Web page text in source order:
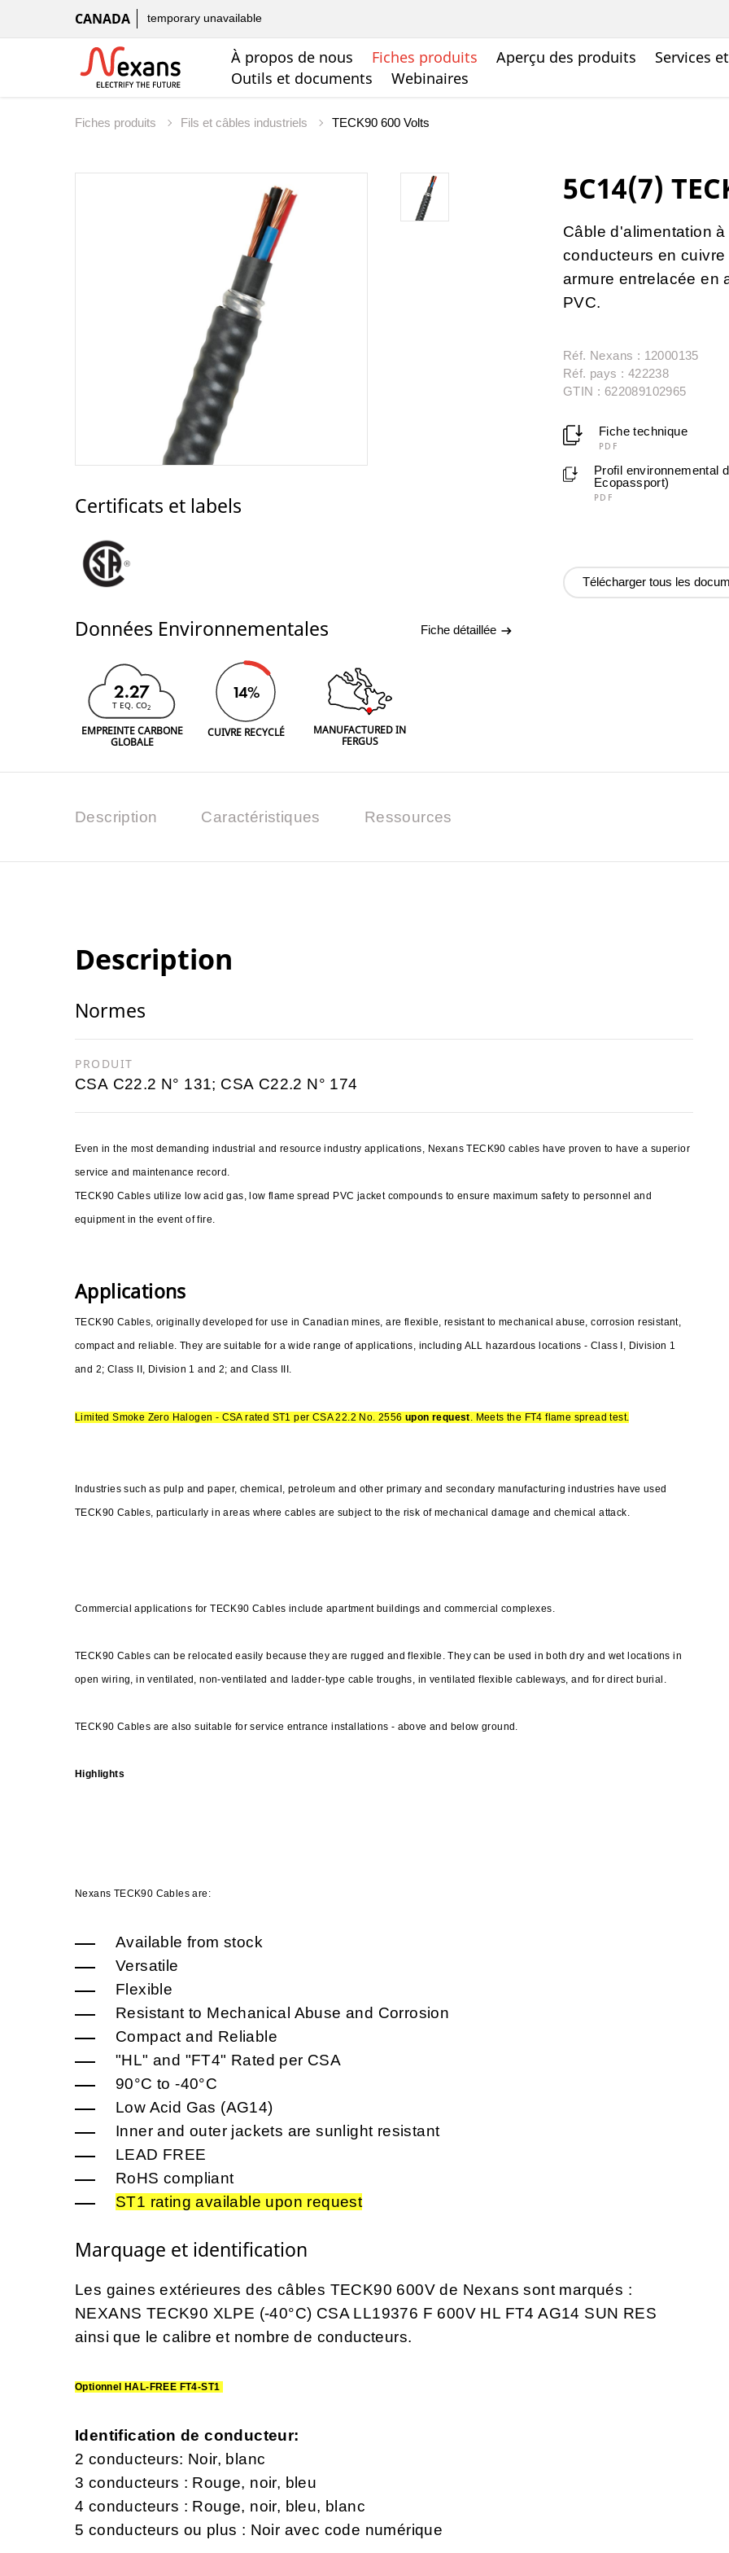
CANADA temporary unavailable
À propos de nous Fiches produits Aperçu des produits Services
Outils et documents
Webinaires
Fiches produits Fils et câbles industriels TECK90 600 Volts
Certificats et labels
Données Environnementales Fiche détaillée
2.27
T EQ. CO2
EMPREINTE CARBONE
GLOBALE
14%
CUIVRE RECYCLÉ
MANUFACTURED IN
FERGUS
5C14(7)
Câble d'alimentation
conducteurs en
armure entrelacée en
PVC.
Réf. Nexans : 12000135
Réf. pays : 422238
GTIN : 622089102965
Fiche technique
PDF
Profil environnemental
Ecopassport)
PDF
Télécharger tous les
Description Caractéristiques Ressources
Description
Normes
PRODUIT
CSA C22.2 N° 131; CSA C22.2 N° 174
Even in the most demanding industrial and resource industry applications, Nexans TECK90 cables have proven to have a superior
service and maintenance record.
TECK90 Cables utilize low acid gas, low flame spread PVC jacket compounds to ensure maximum safety to personnel and
equipment in the event of fire.
Applications
TECK90 Cables, originally developed for use in Canadian mines, are flexible, resistant to mechanical abuse, corrosion resistant,
compact and reliable. They are suitable for a wide range of applications, including ALL hazardous locations - Class I, Division 1
and 2; Class II, Division 1 and 2; and Class III.
Limited Smoke Zero Halogen - CSA rated ST1 per CSA 22.2 No. 2556 upon request. Meets the FT4 flame spread test.
Industries such as pulp and paper, chemical, petroleum and other primary and secondary manufacturing industries have used
TECK90 Cables, particularly in areas where cables are subject to the risk of mechanical damage and chemical attack.
Commercial applications for TECK90 Cables include apartment buildings and commercial complexes.
TECK90 Cables can be relocated easily because they are rugged and flexible. They can be used in both dry and wet locations in
open wiring, in ventilated, non-ventilated and ladder-type cable troughs, in ventilated flexible cableways, and for direct burial.
TECK90 Cables are also suitable for service entrance installations - above and below ground.
Highlights
Nexans TECK90 Cables are:
Available from stock
Versatile
Flexible
Resistant to Mechanical Abuse and Corrosion
Compact and Reliable
"HL" and "FT4" Rated per CSA
90°C to -40°C
Low Acid Gas (AG14)
Inner and outer jackets are sunlight resistant
LEAD FREE
RoHS compliant
ST1 rating available upon request
Marquage et identification
Les gaines extérieures des câbles TECK90 600V de Nexans sont marqués :
NEXANS TECK90 XLPE (-40°C) CSA LL19376 F 600V HL FT4 AG14 SUN RES
ainsi que le calibre et nombre de conducteurs.
Optionnel HAL-FREE FT4-ST1
Identification de conducteur:
2 conducteurs: Noir, blanc
3 conducteurs : Rouge, noir, bleu
4 conducteurs : Rouge, noir, bleu, blanc
5 conducteurs ou plus : Noir avec code numérique